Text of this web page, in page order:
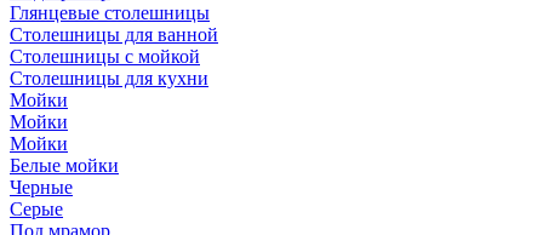
Глянцевые столешницы
Столешницы для ванной
Столешницы с мойкой
Столешницы для кухни
Мойки
Мойки
Мойки
Белые мойки
Черные
Серые
Под мрамор